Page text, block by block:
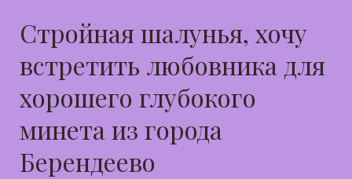
Стройная шалунья, хочу
встретить любовника для
хорошего глубокого
минета из города
Берендеево